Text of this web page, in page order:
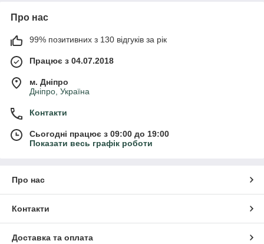
Про нас
99% позитивних з 130 відгуків за рік
Працює з 04.07.2018
м. Дніпро
Дніпро, Україна
Контакти
Сьогодні працює з 09:00 до 19:00
Показати весь графік роботи
Про нас
Контакти
Доставка та оплата